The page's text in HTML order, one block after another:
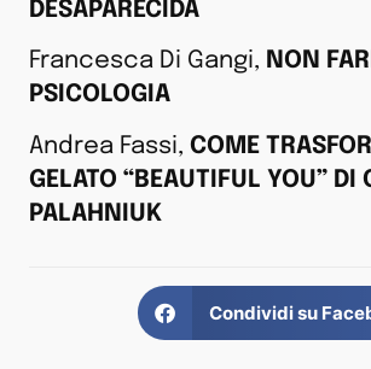
DESAPARECIDA
Francesca Di Gangi, NON
PSICOLOGIA
Andrea Fassi, COME
GELATO “BEAUTIFUL YOU” DI
PALAHNIUK
Condividi su